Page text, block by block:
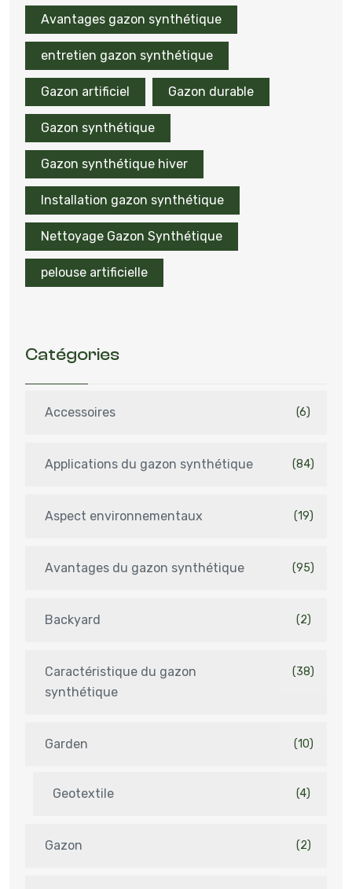
Avantages gazon synthétique
entretien gazon synthétique
Gazon artificiel Gazon durable
Gazon synthétique
Gazon synthétique hiver
Installation gazon synthétique
Nettoyage Gazon Synthétique
pelouse artificielle
Catégories
Accessoires (6)
Applications du gazon synthétique (84)
Aspect environnementaux (19)
Avantages du gazon synthétique (95)
Backyard (2)
Caractéristique du gazon
synthétique
(38)
Garden (10)
Geotextile (4)
Gazon (2)